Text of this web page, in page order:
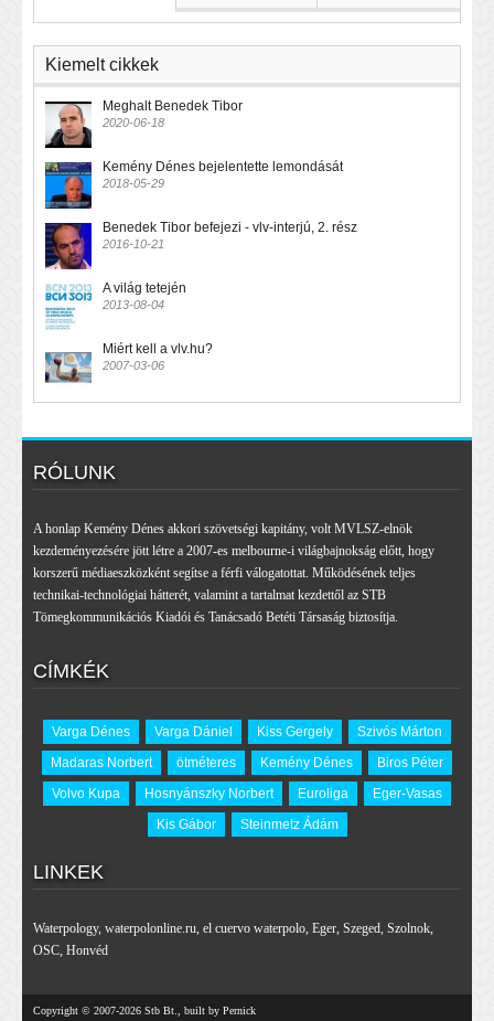
Kiemelt cikkek
Meghalt Benedek Tibor
2020-06-18
Kemény Dénes bejelentette lemondását
2018-05-29
Benedek Tibor befejezi - vlv-interjú, 2. rész
2016-10-21
A világ tetején
2013-08-04
Miért kell a vlv.hu?
2007-03-06
RÓLUNK
A honlap Kemény Dénes akkori szövetségi kapitány, volt MVLSZ-elnök
kezdeményezésére jött létre a 2007-es melbourne-i világbajnokság előtt, hogy
korszerű médiaeszközként segítse a férfi válogatottat. Működésének teljes
technikai-technológiai hátterét, valamint a tartalmat kezdettől az STB
Tömegkommunikációs Kiadói és Tanácsadó Betéti Társaság biztosítja.
CÍMKÉK
Varga Dénes Varga Dániel Kiss Gergely
Szivós Márton
Madaras Norbert
ötméteres Kemény Dénes
Biros Péter
Volvo Kupa
Hosnyánszky Norbert Euroliga
Eger-Vasas
Kis Gábor
Steinmetz Ádám
LINKEK
Waterpology, waterpolonline.ru, el cuervo waterpolo, Eger, Szeged, Szolnok,
OSC, Honvéd
Copyright © 2007-2026 Stb Bt., built by Pernick